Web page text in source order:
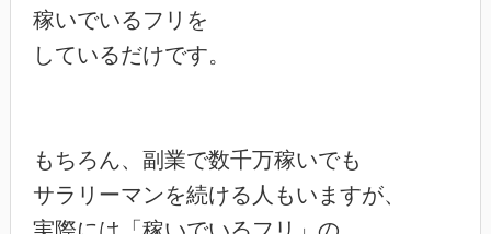
稼いでいるフリを
しているだけです。
もちろん、副業で数千万稼いでも
サラリーマンを続ける人もいますが、